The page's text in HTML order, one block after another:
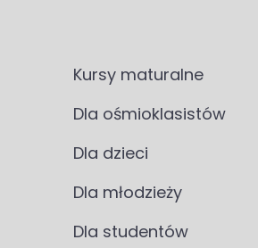
Kursy maturalne
Dla ośmioklasistów
Dla dzieci
Dla młodzieży
Dla studentów